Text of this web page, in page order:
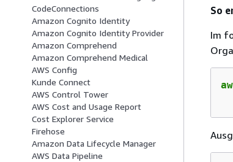
CodeConnections
Amazon Cognito Identity
Amazon Cognito Identity Provider
Amazon Comprehend
Amazon Comprehend Medical
AWS Config
Kunde Connect
AWS Control Tower
AWS Cost and Usage Report
Cost Explorer Service
Firehose
Amazon Data Lifecycle Manager
AWS Data Pipeline
So
Im